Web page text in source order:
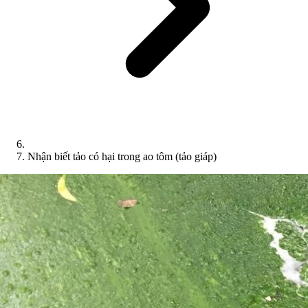
Nhận biết tảo có hại trong ao tôm (tảo giáp)